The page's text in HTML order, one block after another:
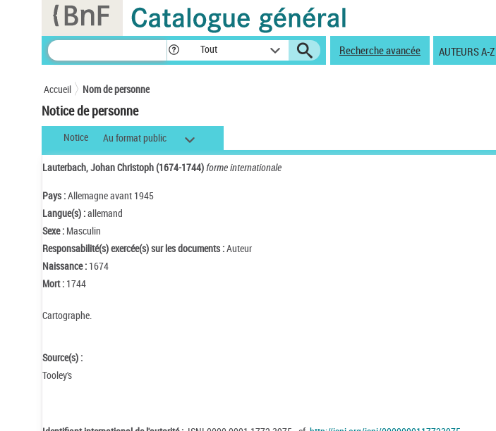
Tout Recherche avancée AUTEURS A-Z
Accueil Nom de personne
Notice de personne
Notice Au format public
Lauterbach, Johan Christoph (1674-1744)forme internationale
Pays :Allemagne avant 1945
Langue(s) :allemand
Sexe : Masculin
Responsabilité(s) exercée(s) sur les documents :Auteur
Naissance : 1674
Mort : 1744
Cartographe.
Source(s) :
Tooley's
Panneau de gestion des cookies